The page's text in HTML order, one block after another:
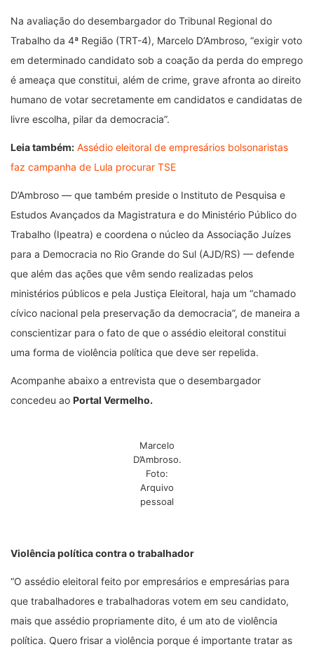
Na avaliação do desembargador do Tribunal Regional do
Trabalho da 4ª Região (TRT-4), Marcelo D’Ambroso, “exigir voto
em determinado candidato sob a coação da perda do emprego
é ameaça que constitui, além de crime, grave afronta ao direito
humano de votar secretamente em candidatos e candidatas de
livre escolha, pilar da democracia”.
Leia também: Assédio eleitoral de empresários bolsonaristas
faz campanha de Lula procurar TSE
D’Ambroso — que também preside o Instituto de Pesquisa e
Estudos Avançados da Magistratura e do Ministério Público do
Trabalho (Ipeatra) e coordena o núcleo da Associação Juízes
para a Democracia no Rio Grande do Sul (AJD/RS) — defende
que além das ações que vêm sendo realizadas pelos
ministérios públicos e pela Justiça Eleitoral, haja um “chamado
cívico nacional pela preservação da democracia”, de maneira a
conscientizar para o fato de que o assédio eleitoral constitui
uma forma de violência política que deve ser repelida.
Acompanhe abaixo a entrevista que o desembargador
concedeu ao Portal Vermelho.
Marcelo
D’Ambroso.
Foto:
Arquivo
pessoal
Violência política contra o trabalhador
“O assédio eleitoral feito por empresários e empresárias para
que trabalhadores e trabalhadoras votem em seu candidato,
mais que assédio propriamente dito, é um ato de violência
política. Quero frisar a violência porque é importante tratar as